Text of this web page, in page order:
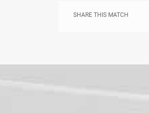
SHARE THIS MATCH